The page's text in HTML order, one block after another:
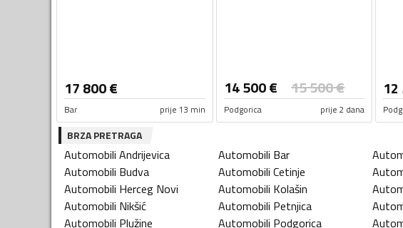
17 800€
Bar prije 13 min
14 500€ 15 500€
Podgorica prije 2 dana
BRZA PRETRAGA
Automobili Andrijevica Automobili Bar
Automobili Budva Automobili Cetinje
Automobili Herceg Novi Automobili Kolašin
Automobili Nikšić Automobili Petnjica
Automobili Plužine Automobili Podgorica